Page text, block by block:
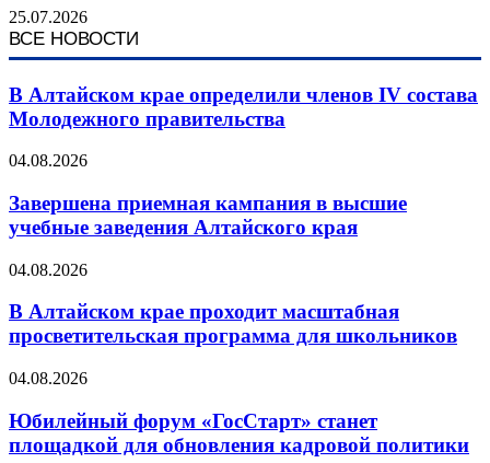
25.07.2026
ВСЕ НОВОСТИ
В Алтайском крае определили членов IV состава
Молодежного правительства
04.08.2026
Завершена приемная кампания в высшие
учебные заведения Алтайского края
04.08.2026
В Алтайском крае проходит масштабная
просветительская программа для школьников
04.08.2026
Юбилейный форум «ГосСтарт» станет
площадкой для обновления кадровой политики